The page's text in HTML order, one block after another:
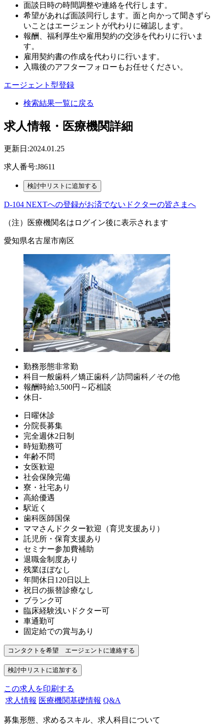
面談日時の時間調整や連絡を代行します。
希望があれば面談同行します。面と向かって聞きずら
いことはエージェントが代わりに確認します。
報酬、福利厚生や雇用契約の交渉を代わりに行いま
す。
雇用契約書の作成を代わりに行います。
入職後のアフターフォローもお任せください。
エージェント型登録
検索結果一覧に戻る
求人情報・医療機関詳細
更新日:2024.01.25
求人番号:J8611
D-104 NEXTへの登録がお済でないドクターの皆さまへ
（注）医療機関名はログイン後に表示されます
愛知県名古屋市南区
勤務形態非常勤
科目 一般歯科／矯正歯科／訪問歯科／その他
報酬時給3,500円～応相談
休日 -
日曜休診
分院長募集
完全週休2日制
時短勤務可
年齢不問
女医歓迎
社会保険完備
寮・社宅あり
高給優遇
駅近く
歯科医師国保
ママさんドクター歓迎（育児支援あり）
託児所・保育支援あり
セミナー参加費補助
退職金制度あり
残業ほぼなし
年間休日120日以上
祝日の振替診療なし
ブランク可
臨床経験浅いドクター可
車通勤可
固定給での賞与あり
この求人を印刷する
求人情報 医療機関基礎情報 Q&A
募集形態、求めるスキル、求人科目について